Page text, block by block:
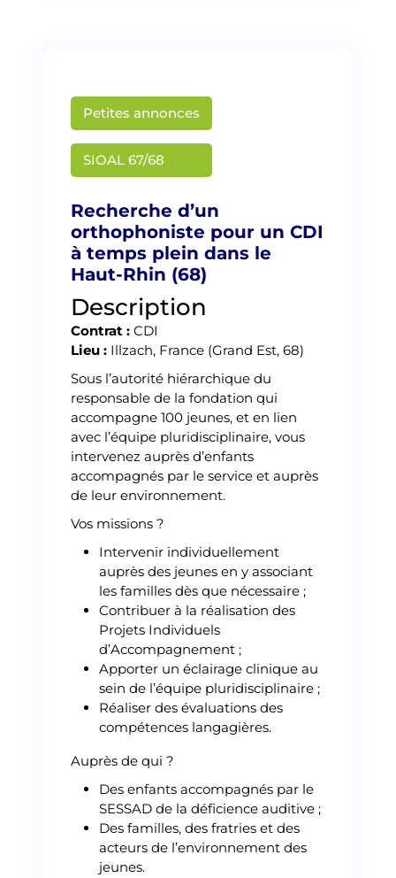
Petites annonces
SIOAL 67/68
Recherche d’un
orthophoniste pour un CDI
à temps plein dans le
Haut-Rhin (68)
Description
Contrat : CDI
Lieu : Illzach, France (Grand Est, 68)
Sous l’autorité hiérarchique du
responsable de la fondation qui
accompagne 100 jeunes, et en lien
avec l’équipe pluridisciplinaire, vous
intervenez auprès d’enfants
accompagnés par le service et auprès
de leur environnement.
Vos missions ?
Intervenir individuellement
auprès des jeunes en y associant
les familles dès que nécessaire ;
Contribuer à la réalisation des
Projets Individuels
d’Accompagnement ;
Apporter un éclairage clinique au
sein de l’équipe pluridisciplinaire ;
Réaliser des évaluations des
compétences langagières.
Auprès de qui ?
Des enfants accompagnés par le
SESSAD de la déficience auditive ;
Des familles, des fratries et des
acteurs de l’environnement des
jeunes.